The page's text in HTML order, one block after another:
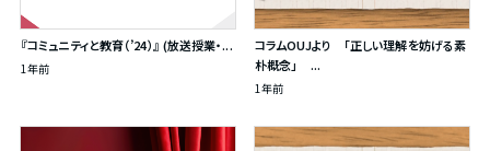
『コミュニティと教育（’24）』 (放送授業・...
1年前
コラムOUJより 「正しい理解を妨げる素
朴概念」 ...
1年前